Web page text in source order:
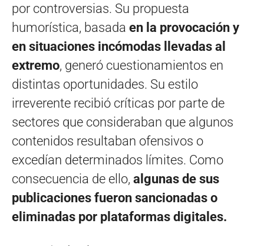
por controversias. Su propuesta
humorística, basada en la provocación y
en situaciones incómodas llevadas al
extremo, generó cuestionamientos en
distintas oportunidades. Su estilo
irreverente recibió críticas por parte de
sectores que consideraban que algunos
contenidos resultaban ofensivos o
excedían determinados límites. Como
consecuencia de ello, algunas de sus
publicaciones fueron sancionadas o
eliminadas por plataformas digitales.